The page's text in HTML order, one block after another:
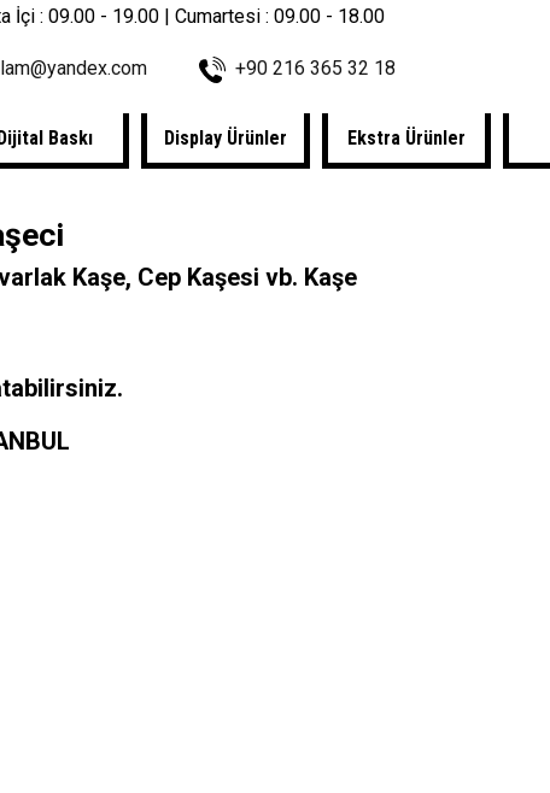
Baskı Display Ürünler Ekstra Ürünler
+90 216 365 32 18
İçi : 09.00 - 19.00 | Cumartesi : 09.00 - 18.00
Kaşe, Cep Kaşesi vb. Kaşe